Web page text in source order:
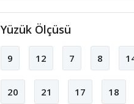
Yüzük Ölçüsü
9 12 7 8
20 21 17 18